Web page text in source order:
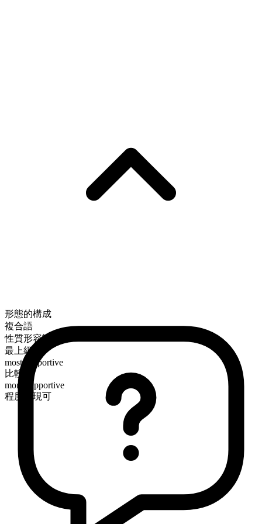
形態的構成
複合語
性質形容詞
最上級
most supportive
比較級
more supportive
程度表現可